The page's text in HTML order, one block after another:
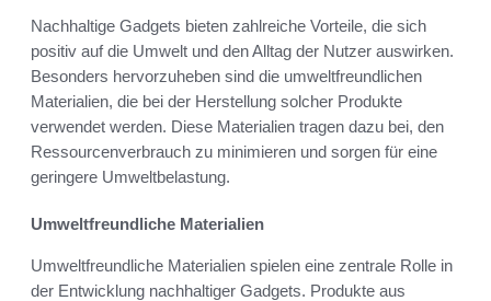
Nachhaltige Gadgets bieten zahlreiche Vorteile, die sich
positiv auf die Umwelt und den Alltag der Nutzer auswirken.
Besonders hervorzuheben sind die umweltfreundlichen
Materialien, die bei der Herstellung solcher Produkte
verwendet werden. Diese Materialien tragen dazu bei, den
Ressourcenverbrauch zu minimieren und sorgen für eine
geringere Umweltbelastung.
Umweltfreundliche Materialien
Umweltfreundliche Materialien spielen eine zentrale Rolle in
der Entwicklung nachhaltiger Gadgets. Produkte aus